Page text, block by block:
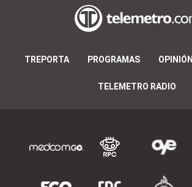
TREPORTA PROGRAMAS OPINIÓN
TELEMETRO RADIO